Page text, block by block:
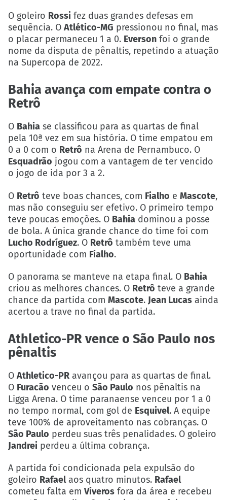
O goleiro Rossi fez duas grandes defesas em
sequência. O Atlético-MG pressionou no final, mas
o placar permaneceu 1 a 0. Everson foi o grande
nome da disputa de pênaltis, repetindo a atuação
na Supercopa de 2022.
Bahia avança com empate contra o
Retrô
O Bahia se classificou para as quartas de final
pela 10ª vez em sua história. O time empatou em
0 a 0 com o Retrô na Arena de Pernambuco. O
Esquadrão jogou com a vantagem de ter vencido
o jogo de ida por 3 a 2.
O Retrô teve boas chances, com Fialho e Mascote,
mas não conseguiu ser efetivo. O primeiro tempo
teve poucas emoções. O Bahia dominou a posse
de bola. A única grande chance do time foi com
Lucho Rodríguez. O Retrô também teve uma
oportunidade com Fialho.
O panorama se manteve na etapa final. O Bahia
criou as melhores chances. O Retrô teve a grande
chance da partida com Mascote. Jean Lucas ainda
acertou a trave no final da partida.
Athletico-PR vence o São Paulo nos
pênaltis
O Athletico-PR avançou para as quartas de final.
O Furacão venceu o São Paulo nos pênaltis na
Ligga Arena. O time paranaense venceu por 1 a 0
no tempo normal, com gol de Esquivel. A equipe
teve 100% de aproveitamento nas cobranças. O
São Paulo perdeu suas três penalidades. O goleiro
Jandrei perdeu a última cobrança.
A partida foi condicionada pela expulsão do
goleiro Rafaelaos quatro minutos. Rafael
cometeu falta em Viveros fora da área e recebeu